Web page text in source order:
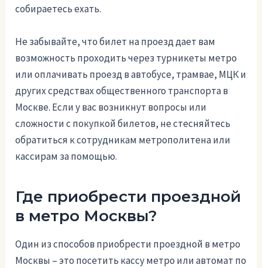
собираетесь ехать.
Не забывайте, что билет на проезд дает вам
возможность проходить через турникеты метро
или оплачивать проезд в автобусе, трамвае, МЦК и
других средствах общественного транспорта в
Москве. Если у вас возникнут вопросы или
сложности с покупкой билетов, не стесняйтесь
обратиться к сотрудникам метрополитена или
кассирам за помощью.
Где приобрести проездной
в метро Москвы?
Один из способов приобрести проездной в метро
Москвы – это посетить кассу метро или автомат по